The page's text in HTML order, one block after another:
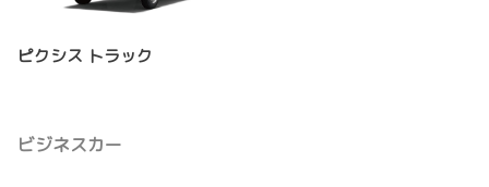
ピクシス トラック
ビジネスカー